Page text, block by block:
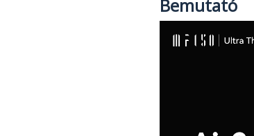
Bemutató